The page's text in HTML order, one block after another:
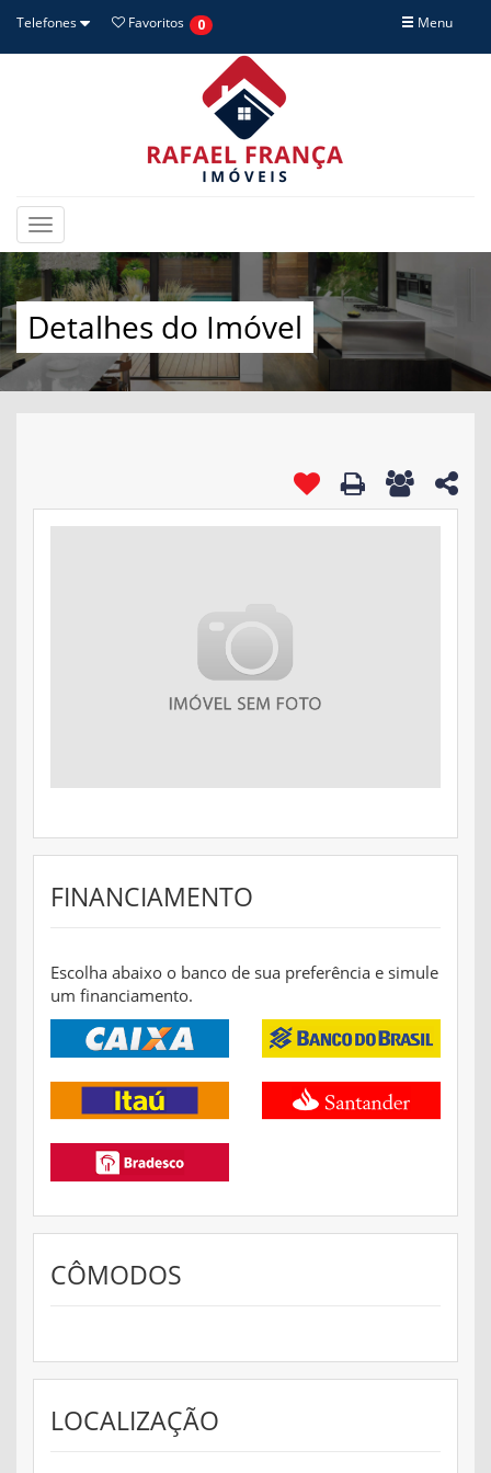
Telefones Favoritos 0 Menu
Toggle
navigation
Detalhes do Imóvel
FINANCIAMENTO
Escolha abaixo o banco de sua preferência e simule
um financiamento.
CÔMODOS
LOCALIZAÇÃO